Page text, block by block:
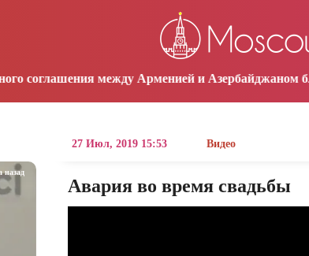
Yerevan
13:13 13:13
между Арменией и Азербайджаном близко 17:29
назад
27 Июл, 2019 15:53 Видео
Авария во время свадьбы